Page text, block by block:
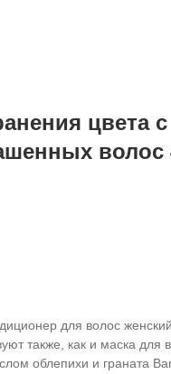
цвета
волос
для волос
также, как и маска для
облепихи и граната